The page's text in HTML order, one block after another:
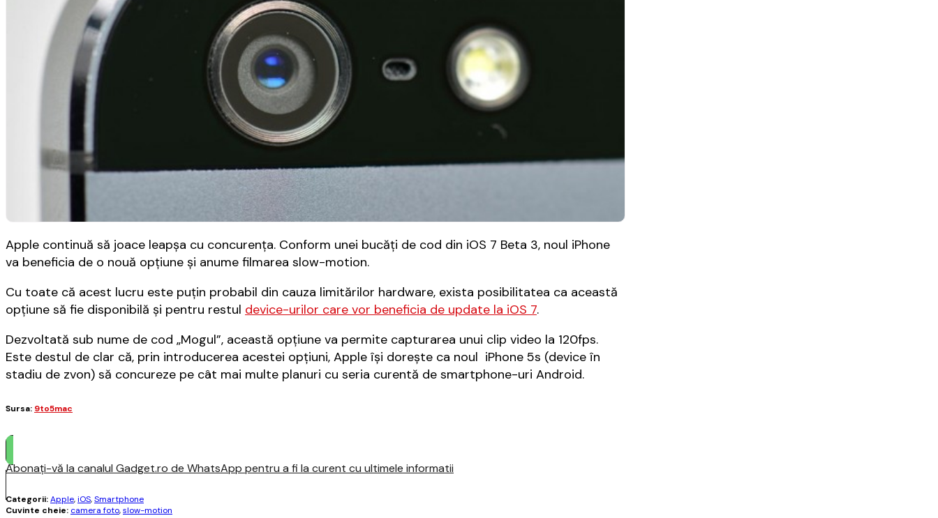
Apple continuă să joace leapșa cu concurența. Conform unei bucăți de cod din iOS 7 Beta 3, noul iPhone
va beneficia de o nouă opțiune și anume filmarea slow-motion.
Cu toate că acest lucru este puțin probabil din cauza limitărilor hardware, exista posibilitatea ca această
opțiune să fie disponibilă și pentru restul device-urilor care vor beneficia de update la iOS 7.
Dezvoltată sub nume de cod „Mogul”, această opțiune va permite capturarea unui clip video la 120fps.
Este destul de clar că, prin introducerea acestei opțiuni, Apple își dorește ca noul iPhone 5s (device în
stadiu de zvon) să concureze pe cât mai multe planuri cu seria curentă de smartphone-uri Android.
Sursa: 9to5mac
Abonați-vă la canalul Gadget.ro de WhatsApp pentru a fi la curent cu ultimele informatii
Categorii:Apple,iOS,Smartphone
Cuvinte cheie: camera foto,slow-motion